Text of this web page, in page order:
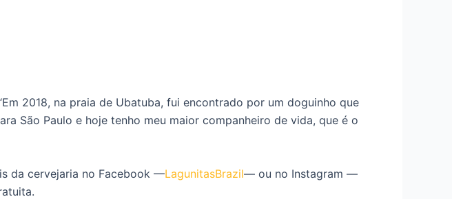
2018, na praia de Ubatuba, fui encontrado por um doguinho que
São Paulo e hoje tenho meu maior companheiro de vida, que é o
da cervejaria no Facebook —LagunitasBrazil— ou no Instagram —